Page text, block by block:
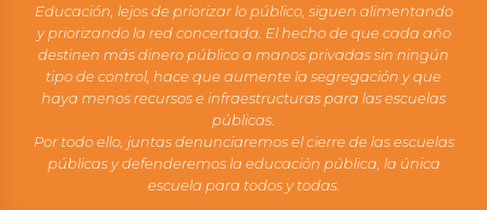
Educación, lejos de priorizar lo público, siguen alimentando
y priorizando la red concertada. El hecho de que cada año
destinen más dinero público a manos privadas sin ningún
tipo de control, hace que aumente la segregación y que
haya menos recursos e infraestructuras para las escuelas
públicas.
Por todo ello, juntas denunciaremos el cierre de las escuelas
públicas y defenderemos la educación pública, la única
escuela para todos y todas.